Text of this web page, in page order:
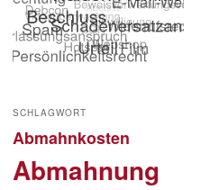
SCHLAGWORT
Abmahnkosten
Abmahnung